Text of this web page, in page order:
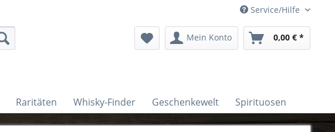
Service/Hilfe
Mein Konto 0,00 € *
Raritäten Whisky-Finder Geschenkewelt Spirituosen